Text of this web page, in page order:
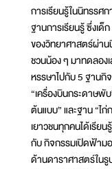
การเรียนรู้ในนิทรรศ
ฐานการเรียนรู้ ซึ่งเ
ของวิทยาศาสตร์ผ่า
ชวนน้อง ๆ มาทดลอง
หรรษาไปกับ 5 ฐานกิ
“เครื่องบินกระดาษพั
ต้นแบบ” และฐาน “ไ
เยาวชนทุกคนได้เรีย
กับ กิจกรรมเปิดฟ้าม
ด้านดาราศาสตร์ใน